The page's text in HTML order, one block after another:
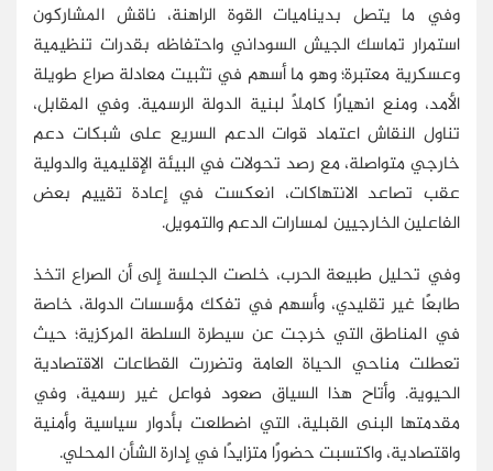
وفي ما يتصل بديناميات القوة الراهنة، ناقش المشاركون
استمرار تماسك الجيش السوداني واحتفاظه بقدرات تنظيمية
وعسكرية معتبرة؛ وهو ما أسهم في تثبيت معادلة صراع طويلة
الأمد، ومنع انهيارًا كاملًا لبنية الدولة الرسمية. وفي المقابل،
تناول النقاش اعتماد قوات الدعم السريع على شبكات دعم
خارجي متواصلة، مع رصد تحولات في البيئة الإقليمية والدولية
عقب تصاعد الانتهاكات، انعكست في إعادة تقييم بعض
الفاعلين الخارجيين لمسارات الدعم والتمويل.
وفي تحليل طبيعة الحرب، خلصت الجلسة إلى أن الصراع اتخذ
طابعًا غير تقليدي، وأسهم في تفكك مؤسسات الدولة، خاصة
في المناطق التي خرجت عن سيطرة السلطة المركزية؛ حيث
تعطلت مناحي الحياة العامة وتضررت القطاعات الاقتصادية
الحيوية. وأتاح هذا السياق صعود فواعل غير رسمية، وفي
مقدمتها البنى القبلية، التي اضطلعت بأدوار سياسية وأمنية
واقتصادية، واكتسبت حضورًا متزايدًا في إدارة الشأن المحلي.